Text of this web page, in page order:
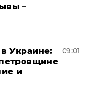
–
Украине:
и
09:01